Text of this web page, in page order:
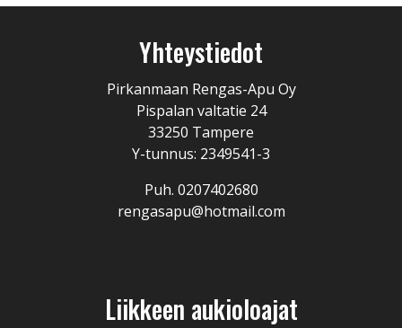
Yhteystiedot
Pirkanmaan Rengas-Apu Oy
Pispalan valtatie 24
33250 Tampere
Y-tunnus: 2349541-3
Puh. 0207402680
rengasapu@hotmail.com
Liikkeen aukioloajat